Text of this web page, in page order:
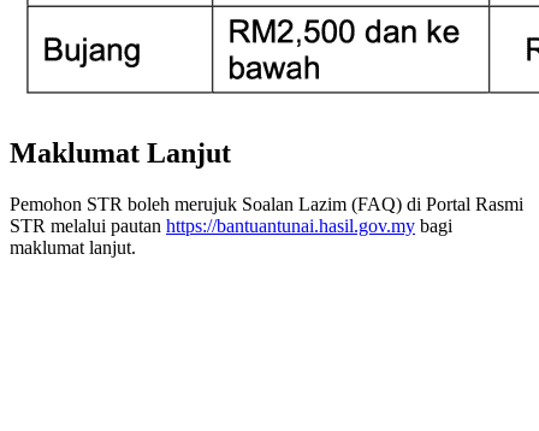
Maklumat Lanjut
Pemohon STR boleh merujuk Soalan Lazim (FAQ) di Portal Rasmi
STR melalui pautan https://bantuantunai.hasil.gov.my bagi
maklumat lanjut.